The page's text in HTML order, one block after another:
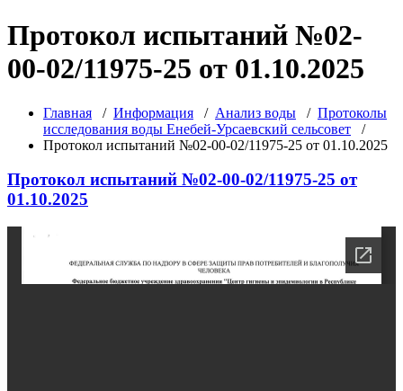
Протокол испытаний №02-
00-02/11975-25 от 01.10.2025
Главная / Информация / Анализ воды / Протоколы
исследования воды Енебей-Урсаевский сельсовет /
Протокол испытаний №02-00-02/11975-25 от 01.10.2025
Протокол испытаний №02-00-02/11975-25 от
01.10.2025